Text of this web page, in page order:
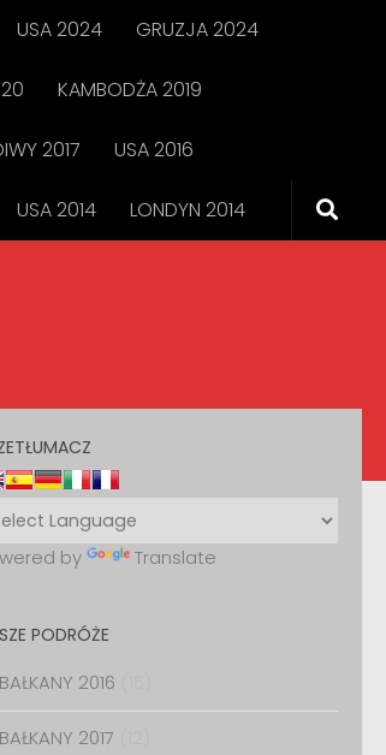
USA 2024 GRUZJA 2024
KAMBODŻA 2019
2017 USA 2016
USA 2014 LONDYN 2014
by Translate
PODRÓŻE
BAŁKANY 2016
BAŁKANY 2017